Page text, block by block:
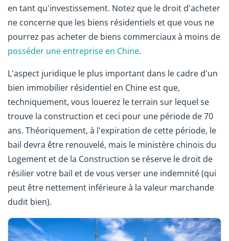
en tant qu'investissement. Notez que le droit d'acheter
ne concerne que les biens résidentiels et que vous ne
pourrez pas acheter de biens commerciaux à moins de
posséder une entreprise en Chine.
L'aspect juridique le plus important dans le cadre d'un
bien immobilier résidentiel en Chine est que,
techniquement, vous louerez le terrain sur lequel se
trouve la construction et ceci pour une période de 70
ans. Théoriquement, à l'expiration de cette période, le
bail devra être renouvelé, mais le ministère chinois du
Logement et de la Construction se réserve le droit de
résilier votre bail et de vous verser une indemnité (qui
peut être nettement inférieure à la valeur marchande
dudit bien).